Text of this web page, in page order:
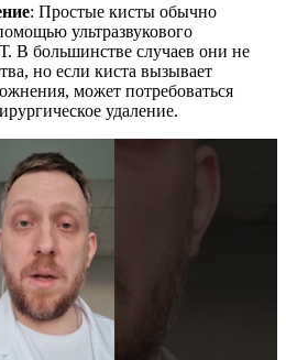
: Простые кисты обычно
ультразвукового
В большинстве случаев они не
но если киста вызывает
может потребоваться
удаление.